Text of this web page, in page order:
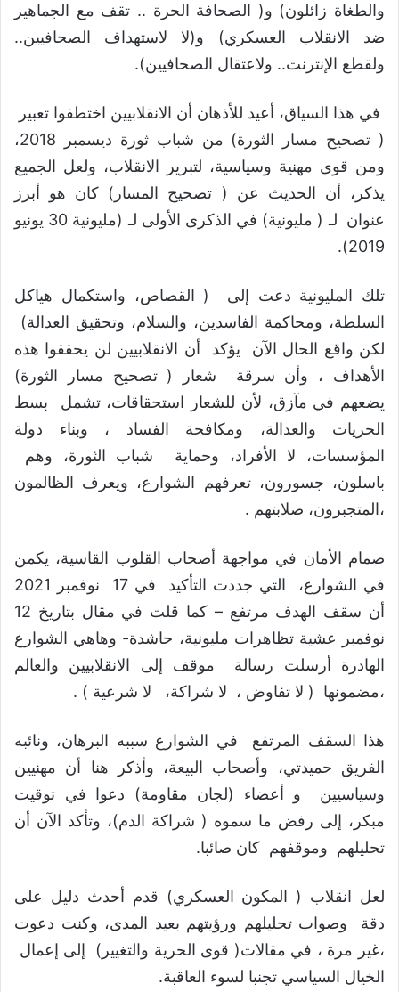
والطغاة زائلون) و( الصحافة الحرة .. تقف مع الجماهير
ضد الانقلاب العسكري) و(لا لاستهداف الصحافيين..
ولقطع الإنترنت.. ولاعتقال الصحافيين).
في هذا السياق، أعيد للأذهان أن الانقلابيين اختطفوا تعبير
( تصحيح مسار الثورة) من شباب ثورة ديسمبر 2018،
ومن قوى مهنية وسياسية، لتبرير الانقلاب، ولعل الجميع
يذكر، أن الحديث عن ( تصحيح المسار) كان هو أبرز
عنوان لـ ( مليونية) في الذكرى الأولى لـ (مليونية 30 يونيو
2019).
تلك المليونية دعت إلى ( القصاص، واستكمال هياكل
السلطة، ومحاكمة الفاسدين، والسلام، وتحقيق العدالة)
لكن واقع الحال الآن يؤكد أن الانقلابيين لن يحققوا هذه
الأهداف ، وأن سرقة شعار ( تصحيح مسار الثورة)
يضعهم في مآزق، لأن للشعار استحقاقات، تشمل بسط
الحريات والعدالة، ومكافحة الفساد ، وبناء دولة
المؤسسات، لا الأفراد، وحماية شباب الثورة، وهم
باسلون، جسورون، تعرفهم الشوارع، ويعرف الظالمون
،المتجبرون، صلابتهم .
صمام الأمان في مواجهة أصحاب القلوب القاسية، يكمن
في الشوارع، التي جددت التأكيد في 17 نوفمبر 2021
أن سقف الهدف مرتفع – كما قلت في مقال بتاريخ 12
نوفمبر عشية تظاهرات مليونية، حاشدة- وهاهي الشوارع
الهادرة أرسلت رسالة موقف إلى الانقلابيين والعالم
،مضمونها ( لا تفاوض ، لا شراكة، لا شرعية ) .
هذا السقف المرتفع في الشوارع سببه البرهان، ونائبه
الفريق حميدتي، وأصحاب البيعة، وأذكر هنا أن مهنيين
وسياسيين و أعضاء (لجان مقاومة) دعوا في توقيت
مبكر، إلى رفض ما سموه ( شراكة الدم)، وتأكد الآن أن
تحليلهم وموقفهم كان صائبا.
لعل انقلاب ( المكون العسكري) قدم أحدث دليل على
دقة وصواب تحليلهم ورؤيتهم بعيد المدى، وكنت دعوت
،غير مرة ، في مقالات( قوى الحرية والتغيير) إلى إعمال
الخيال السياسي تجنبا لسوء العاقبة.